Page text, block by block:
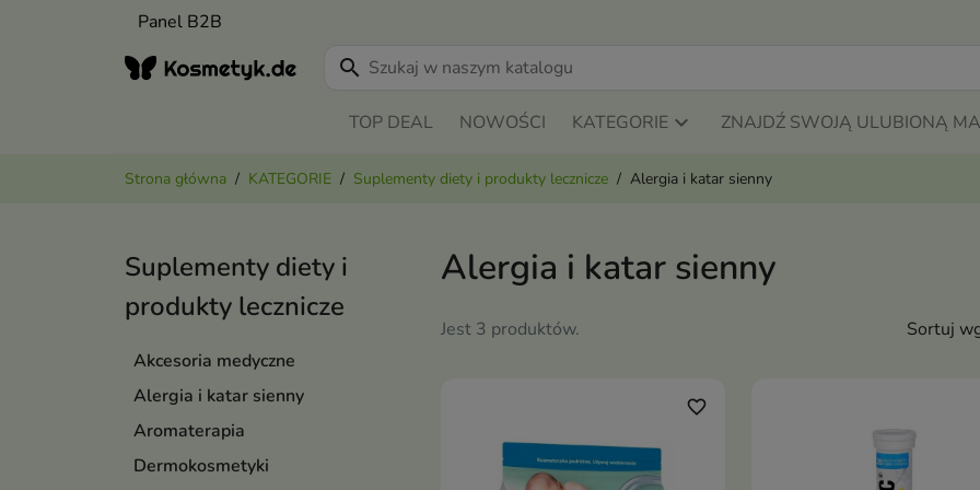
Panel B2B
search
TOP DEAL NOWOŚCI KATEGORIE ZNAJDŹ SWOJĄ ULUBIONĄ
Strona główna KATEGORIE Suplementy diety i produkty lecznicze Alergia i katar sienny
Suplementy diety i
produkty lecznicze
Akcesoria medyczne
Alergia i katar sienny
Aromaterapia
Dermokosmetyki
Alergia i katar sienny
Jest 3 produktów. Sortuj
favorite_border